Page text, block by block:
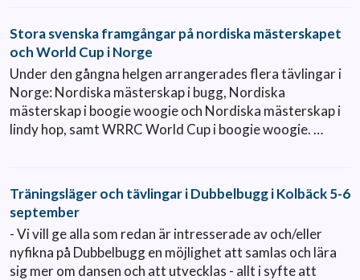
Stora svenska framgångar på nordiska mästerskapet
och World Cup i Norge
Under den gångna helgen arrangerades flera tävlingar i
Norge: Nordiska mästerskap i bugg, Nordiska
mästerskap i boogie woogie och Nordiska mästerskap i
lindy hop, samt WRRC World Cup i boogie woogie. …
Träningsläger och tävlingar i Dubbelbugg i Kolbäck 5-6
september
- Vi vill ge alla som redan är intresserade av och/eller
nyfikna på Dubbelbugg en möjlighet att samlas och lära
sig mer om dansen och att utvecklas - allt i syfte att